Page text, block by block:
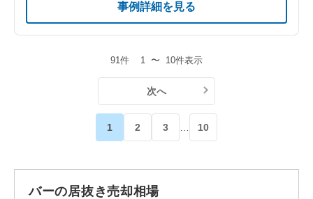
事例詳細を見る
91件 1 〜 10件表示
次へ
1 2 3 10
バーの居抜き売却相場